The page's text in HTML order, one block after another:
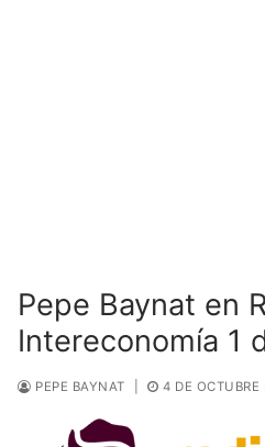
Pepe Baynat en
Intereconomía 1
PEPE BAYNAT 4 DE